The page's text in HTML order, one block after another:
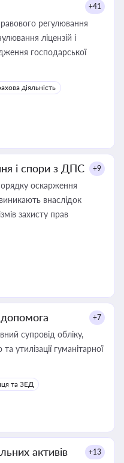
+41
регулювання
ліцензій і
господарської
діяльність
і спори з ДПС +9
оскарження
внаслідок
захисту прав
допомога +7
супровід обліку,
утилізації гуманітарної
та ЗЕД
активів +13